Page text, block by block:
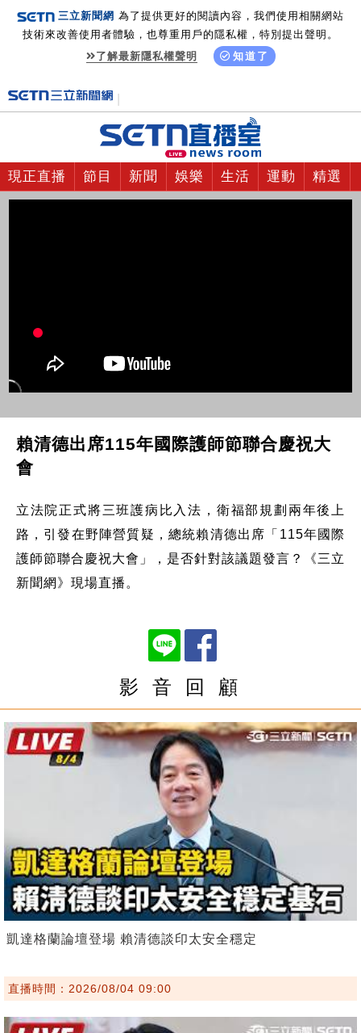
三立新聞網 為了提供更好的閱讀內容，我們使用相關網站
技術來改善使用者體驗，也尊重用戶的隱私權，特別提出聲明。
了解最新隱私權聲明
知道了
現正直播 節目 新聞 娛樂 生活 運動 精選
賴清德出席115年國際護師節聯合慶祝大
會
立法院正式將三班護病比入法，衛福部規劃兩年後上
路，引發在野陣營質疑，總統賴清德出席「115年國際
護師節聯合慶祝大會」，是否針對該議題發言？《三立
新聞網》現場直播。
影 音 回 顧
凱達格蘭論壇登場 賴清德談印太安全穩定
直播時間：2026/08/04 09:00